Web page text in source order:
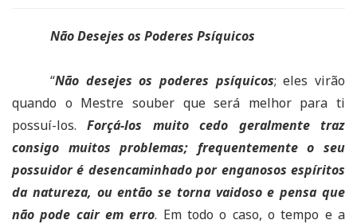
Não Desejes os Poderes Psíquicos
“Não desejes os poderes psíquicos; eles virão
quando o Mestre souber que será melhor para ti
possuí-los.Forçá-los muito cedo geralmente traz
consigo muitos problemas; frequentemente o seu
possuidor é desencaminhado por enganosos espíritos
da natureza, ou então se torna vaidoso e pensa que
não pode cair em erro. Em todo o caso, o tempo e a